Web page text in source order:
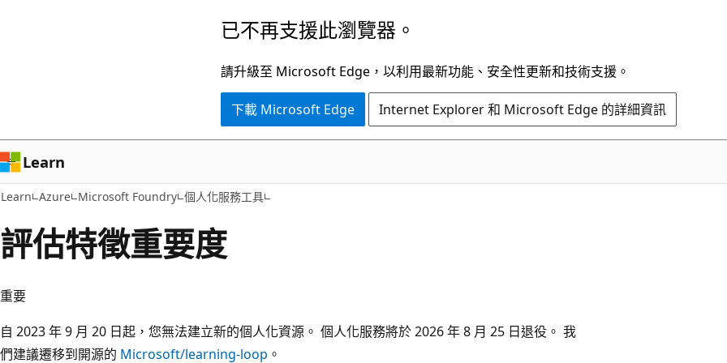
容
已不再支援此瀏覽器。
請升級至 Microsoft Edge，以利用最新功能、安全性更新和技術支援。
下載 Microsoft Edge Internet Explorer 和 Microsoft Edge 的詳細資訊
Learn
Learn Azure Microsoft Foundry 個人化服務工具
評估特徵重要度
重要
自 2023 年 9 月 20 日起，您無法建立新的個人化資源。 個人化服務將於 2026 年 8 月 25 日退役。 我
們建議遷移到開源的 Microsoft/learning-loop 。